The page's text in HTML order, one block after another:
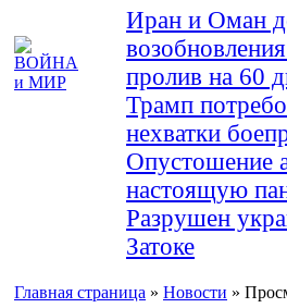
Иран и Оман
пролив на 60
Трамп
нехватки
Опустошение
настоящую
Разрушен
Затоке
Главная страница » Новости »